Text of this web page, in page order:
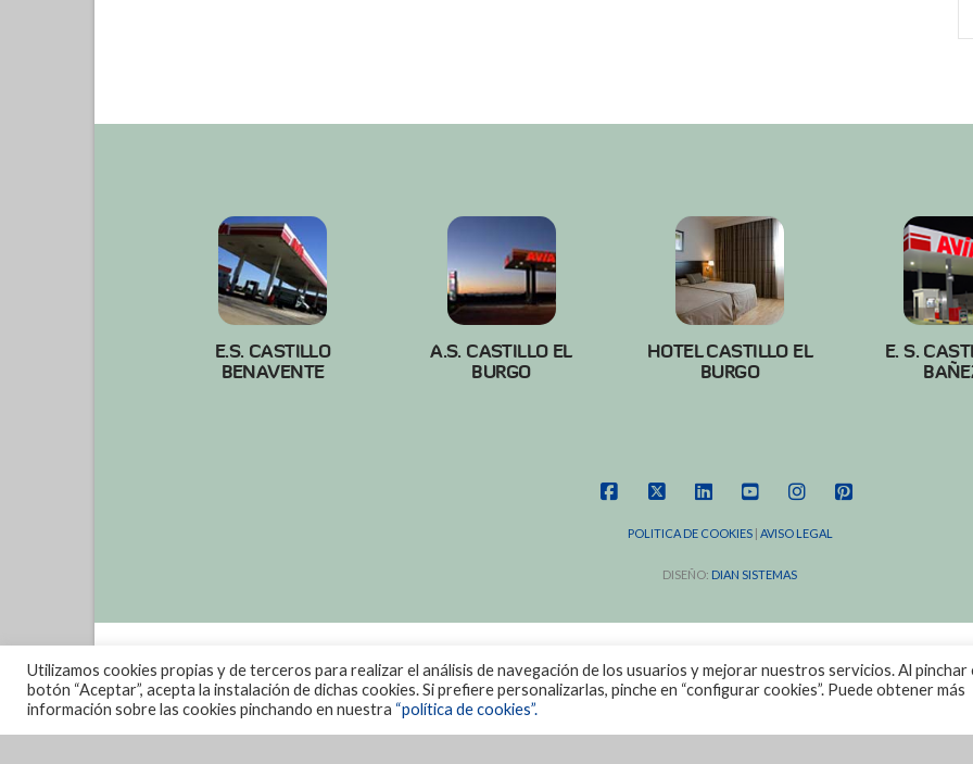
E.S. CASTILLO
BENAVENTE
A.S. CASTILLO EL
BURGO
HOTEL CASTILLO EL
BURGO
E. S.
POLITICA DE COOKIES| AVISO LEGAL
DISEÑO: DIAN SISTEMAS
Utilizamos cookies propias y de terceros para realizar el análisis de navegación de los usuarios y mejorar nuestros servicios. Al pinchar
botón “Aceptar”, acepta la instalación de dichas cookies. Si prefiere personalizarlas, pinche en “configurar cookies”. Puede obtener más
información sobre las cookies pinchando en nuestra “política de cookies”.